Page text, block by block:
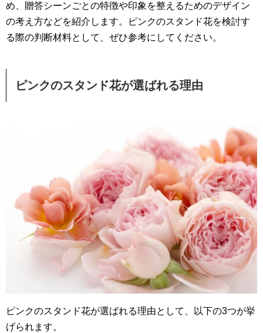
め、贈答シーンごとの特徴や印象を整えるためのデザイン
の考え方などを紹介します。ピンクのスタンド花を検討す
る際の判断材料として、ぜひ参考にしてください。
ピンクのスタンド花が選ばれる理由
ピンクのスタンド花が選ばれる理由として、以下の3つが挙
げられます。